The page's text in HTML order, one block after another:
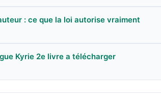
: ce que la loi autorise vraiment
Kyrie 2e livre a télécharger